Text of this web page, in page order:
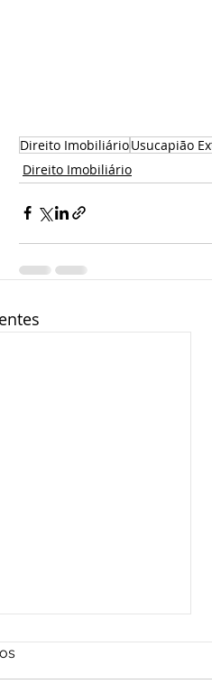
Direito ImobiliárioUsucapião
Direito Imobiliário